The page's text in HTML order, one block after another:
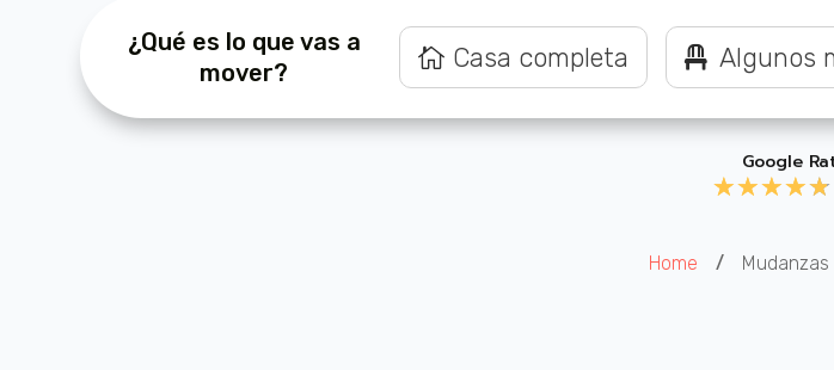
¿Qué es lo que vas a
mover?
Casa completa Algunos
☆☆☆☆☆
Google
Home /